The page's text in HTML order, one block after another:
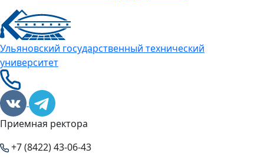
Ульяновский государственный технический
университет
Приемная ректора
+7 (8422) 43-06-43